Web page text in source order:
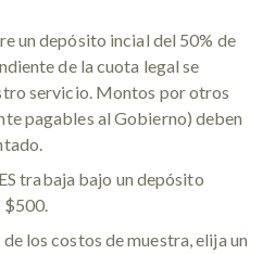
un depósito incial del 50% de
de la cuota legal se
servicio. Montos por otros
pagables al Gobierno) deben
trabaja bajo un depósito
$500.
los costos de muestra, elija un